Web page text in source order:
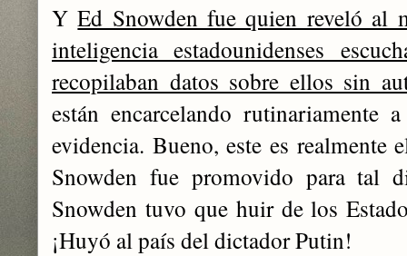
YEd Snowden fue quien reveló al
inteligencia estadounidenses
recopilaban datos sobre ellos sin
están encarcelando rutinariamente
evidencia. Bueno, este es realmente
Snowden fue promovido para tal
Snowden tuvo que huir de los
¡Huyó al país del dictador Putin!